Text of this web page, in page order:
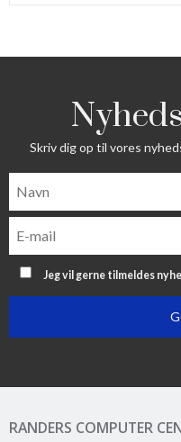
Skriv dig op til vores
Jeg vil gerne tilmeldes
RANDERS COMPUTER